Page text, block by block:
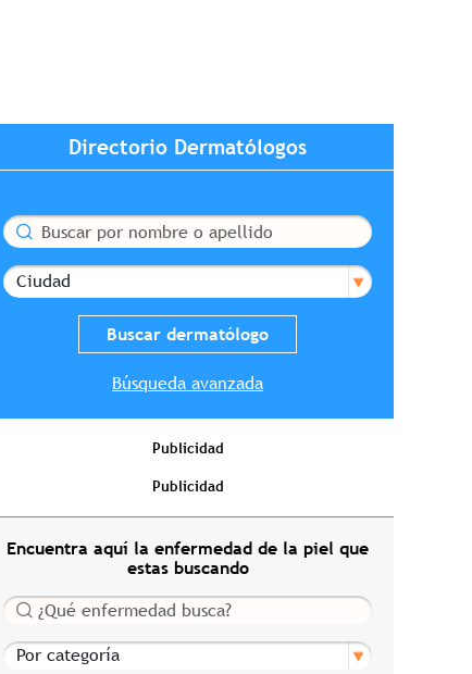
Directorio Dermatólogos
Buscar
Ciudad
Búsqueda avanzada
Publicidad
Publicidad
Encuentra aquí la enfermedad de la piel que
estas buscando
Buscar
Por categoría